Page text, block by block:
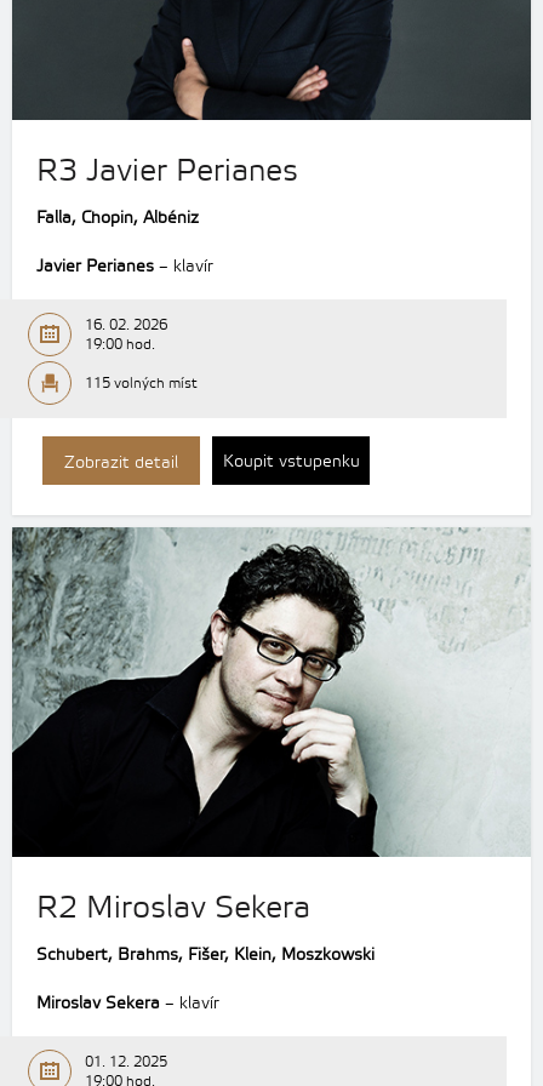
R3 Javier Perianes
Falla, Chopin, Albéniz
Javier Perianes – klavír
16. 02. 2026
19:00 hod.
115 volných míst
Zobrazit detail Koupit vstupenku
R2 Miroslav Sekera
Schubert, Brahms, Fišer, Klein, Moszkowski
Miroslav Sekera – klavír
01. 12. 2025
19:00 hod.